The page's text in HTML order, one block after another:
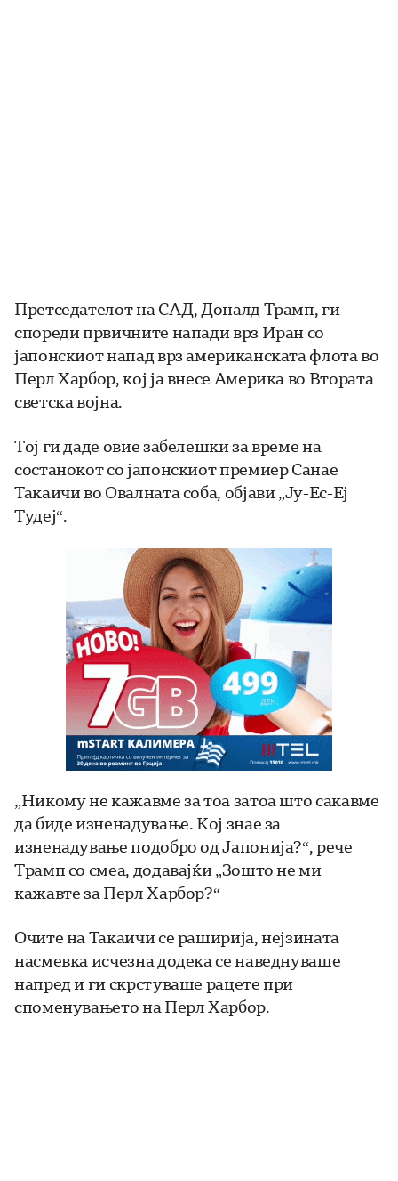
Претседателот на САД, Доналд Трамп, ги
спореди првичните напади врз Иран со
јапонскиот напад врз американската флота во
Перл Харбор, кој ја внесе Америка во Втората
светска војна.
Тој ги даде овие забелешки за време на
состанокот со јапонскиот премиер Санае
Такаичи во Овалната соба, објави „Ју-Ес-Еј
Тудеј“.
„Никому не кажавме за тоа затоа што сакавме
да биде изненадување. Кој знае за
изненадување подобро од Јапонија?“, рече
Трамп со смеа, додавајќи „Зошто не ми
кажавте за Перл Харбор?“
Очите на Такаичи се раширија, нејзината
насмевка исчезна додека се наведнуваше
напред и ги скрстуваше рацете при
споменувањето на Перл Харбор.